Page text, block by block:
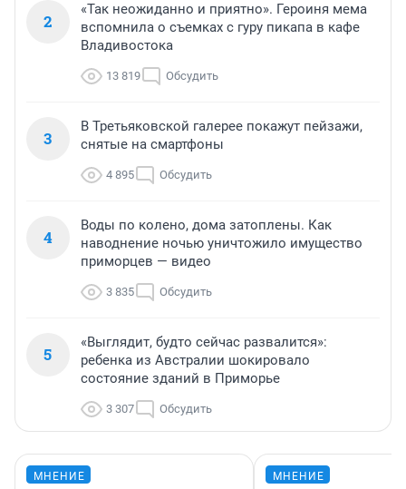
2
«Так неожиданно и приятно». Героиня мема
вспомнила о съемках с гуру пикапа в кафе
Владивостока
13 819 Обсудить
3
В Третьяковской галерее покажут пейзажи,
снятые на смартфоны
4 895 Обсудить
4
Воды по колено, дома затоплены. Как
наводнение ночью уничтожило имущество
приморцев — видео
3 835 Обсудить
5
«Выглядит, будто сейчас развалится»:
ребенка из Австралии шокировало
состояние зданий в Приморье
3 307 Обсудить
МНЕНИЕ МНЕНИЕ